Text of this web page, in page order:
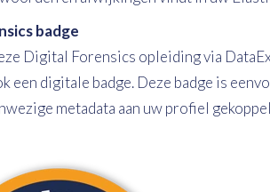
badge
Digital Forensics opleiding via
een digitale badge. Deze badge is
metadata aan uw profiel